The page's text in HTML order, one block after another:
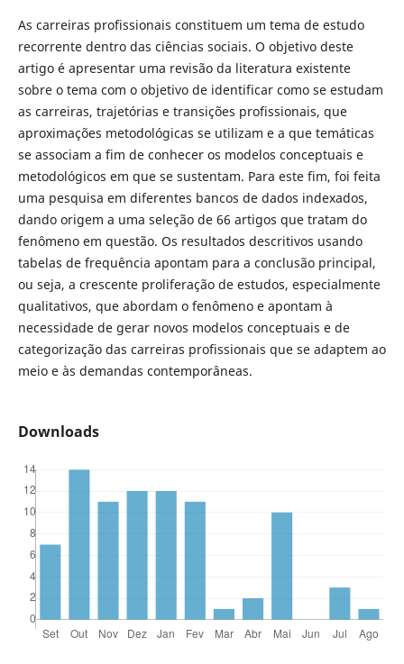
As carreiras profissionais constituem um tema de estudo
recorrente dentro das ciências sociais. O objetivo deste
artigo é apresentar uma revisão da literatura existente
sobre o tema com o objetivo de identificar como se estudam
as carreiras, trajetórias e transições profissionais, que
aproximações metodológicas se utilizam e a que temáticas
se associam a fim de conhecer os modelos conceptuais e
metodológicos em que se sustentam. Para este fim, foi feita
uma pesquisa em diferentes bancos de dados indexados,
dando origem a uma seleção de 66 artigos que tratam do
fenômeno em questão. Os resultados descritivos usando
tabelas de frequência apontam para a conclusão principal,
ou seja, a crescente proliferação de estudos, especialmente
qualitativos, que abordam o fenômeno e apontam à
necessidade de gerar novos modelos conceptuais e de
categorização das carreiras profissionais que se adaptem ao
meio e às demandas contemporâneas.
Downloads